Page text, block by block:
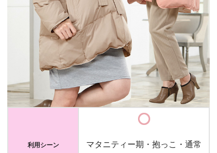
利用シーン
マタニティー期・抱っこ・通常